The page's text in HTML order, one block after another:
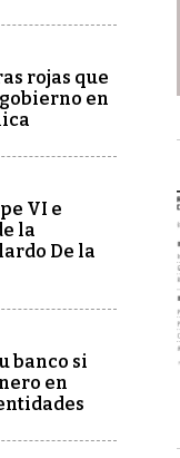
rojas que
en
VI e
la
De la
banco si
en